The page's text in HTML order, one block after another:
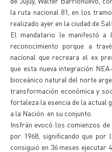
la ruta nacional 81, en los
realizado ayer en la ciudad de
El mandatario le manifestó a
reconocimiento porque a
nacional que recreara el ex
que esta nueva integración
bioceánico natural del norte
transformación económica y
fortaleza la esencia de la actual
a la Nación en su conjunto.
Insfrán evocó los comienzos
por 1968, significando que
consiguió en 36 meses ejecutar